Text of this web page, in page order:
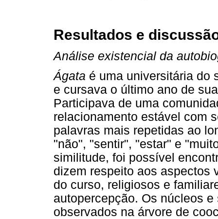
Resultados e
Análise existencial da
Ágata é uma universitária do
e cursava o último ano de
Participava de uma
relacionamento estável com
palavras mais repetidas ao
"não", "sentir", "estar" e
similitude, foi possível
dizem respeito aos aspectos
do curso, religiosos e
autopercepção. Os núcleos
observados na árvore de